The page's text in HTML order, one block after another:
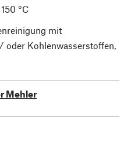
°C
mit
oder Kohlenwasserstoffen,
Mehler